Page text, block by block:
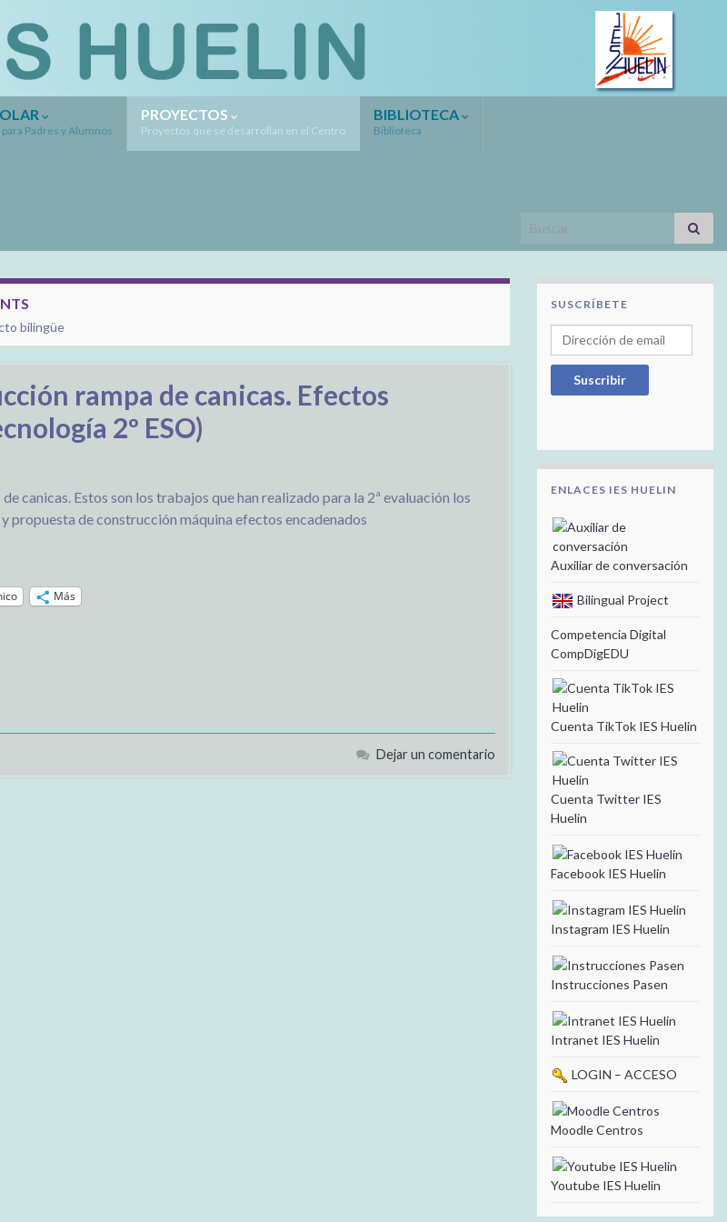
Padres y Alumnos
PROYECTOS
Proyectos que se desarrollan en el Centro
BIBLIOTECA
Biblioteca
Search for:
bilingüe
rampa de canicas. Efectos
2º ESO)
canicas. Estos son los trabajos que han realizado para la 2ª evaluación los
propuesta de construcción máquina efectos encadenados
Más
Dejar un comentario
SUSCRÍBETE
Dirección de email
Suscribir
ENLACES IES HUELIN
Auxiliar de conversación
Bilingual Project
Competencia Digital
CompDigEDU
Cuenta TikTok IES Huelin
Cuenta Twitter IES
Huelin
Facebook IES Huelin
Instagram IES Huelin
Instrucciones Pasen
Intranet IES Huelin
LOGIN – ACCESO
Moodle Centros
Youtube IES Huelin